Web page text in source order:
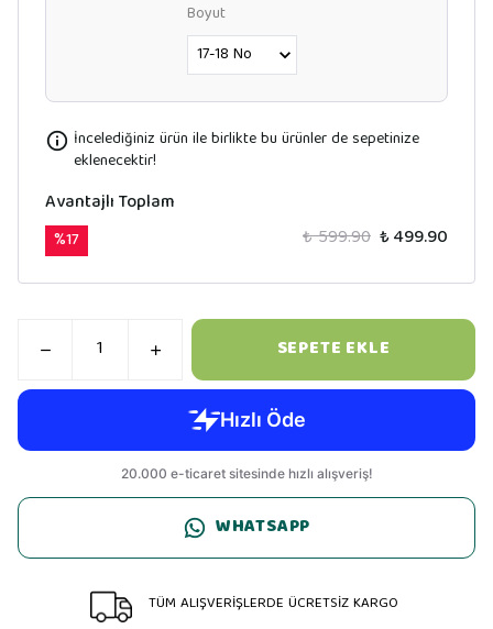
Boyut
İncelediğiniz ürün ile birlikte bu ürünler de sepetinize
eklenecektir!
Avantajlı Toplam
%17 ₺ 599.90 ₺ 499.90
SEPETE EKLE
WHATSAPP
TÜM ALIŞVERİŞLERDE ÜCRETSİZ KARGO